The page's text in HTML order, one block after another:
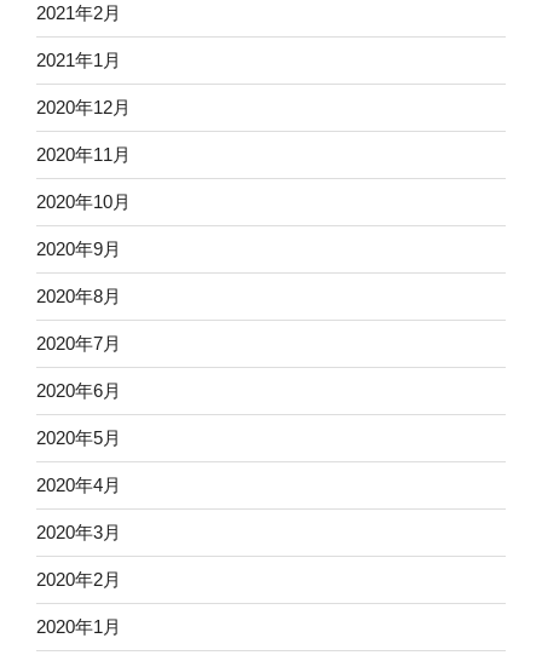
2021年2月
2021年1月
2020年12月
2020年11月
2020年10月
2020年9月
2020年8月
2020年7月
2020年6月
2020年5月
2020年4月
2020年3月
2020年2月
2020年1月